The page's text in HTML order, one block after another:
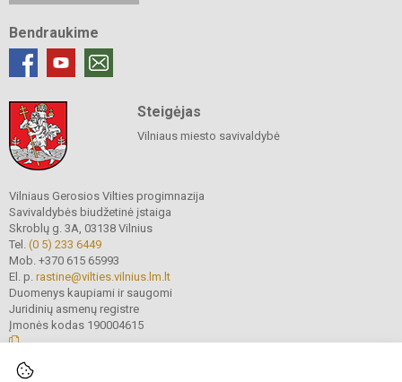
Bendraukime
Steigėjas
Vilniaus miesto savivaldybė
Vilniaus Gerosios Vilties progimnazija
Savivaldybės biudžetinė įstaiga
Skroblų g. 3A, 03138 Vilnius
Tel. (0 5) 233 6449
Mob. +370 615 65993
El. p. rastine@vilties.vilnius.lm.lt
Duomenys kaupiami ir saugomi
Juridinių asmenų registre
Įmonės kodas 190004615